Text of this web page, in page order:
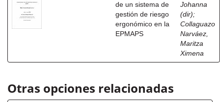
de un sistema de
gestión de riesgo
ergonómico en la
EPMAPS
Johanna
(dir);
Collaguazo
Narváez,
Maritza
Ximena
Otras opciones relacionadas